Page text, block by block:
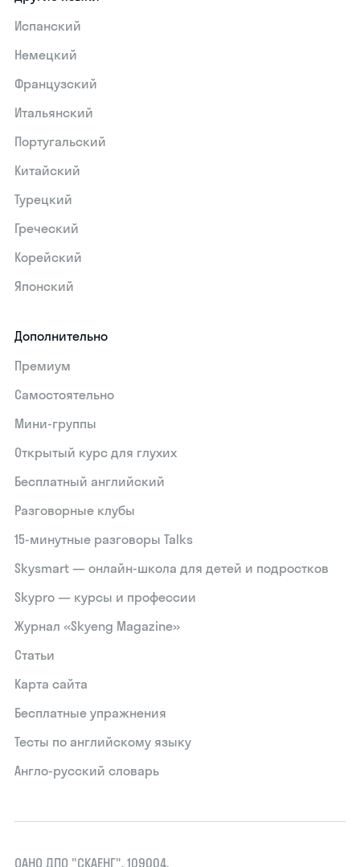
Испанский
Немецкий
Французский
Итальянский
Португальский
Китайский
Турецкий
Греческий
Корейский
Японский
Дополнительно
Премиум
Самостоятельно
Мини-группы
Открытый курс для глухих
Бесплатный английский
Разговорные клубы
15‑минутные разговоры Talks
Skysmart — онлайн-школа для детей и подростков
Skypro — курсы и профессии
Журнал «Skyeng Magazine»
Статьи
Карта сайта
Бесплатные упражнения
Тесты по английскому языку
Англо-русский словарь
ОАНО ДПО "СКАЕНГ", 109004,